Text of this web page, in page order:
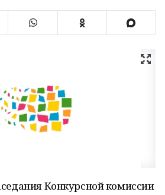
Конкурсной комиссии